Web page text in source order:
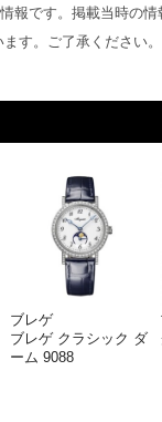
報です。掲載当時の
す。ご了承ください。
ブレゲ
ブレゲ クラシック ダ
ーム 9088